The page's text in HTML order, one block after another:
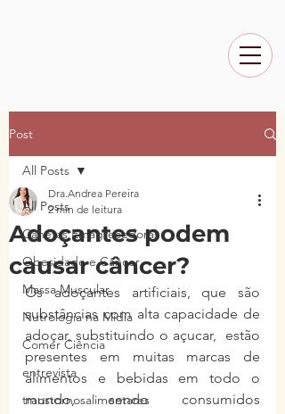
Post
All Posts
Canetas Emagrecedoras
Obesidade e Câncer
Massa Muscular
Nutrologia na Mídia
Comer Ciência
entrevista
transtornosalimentares
All Posts
Adoçantes podem
causar câncer?
Dra.Andrea Pereira
2 min de leitura
Os adoçantes artificiais, que são
substâncias com alta capacidade de
adoçar, substituindo o açucar,  estão
presentes em muitas marcas de
alimentos e bebidas em todo o
mundo, sendo consumidos